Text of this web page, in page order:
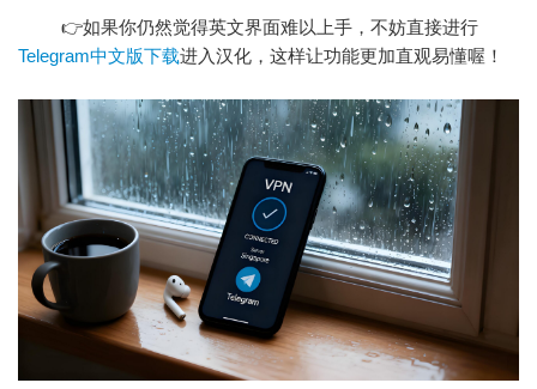
👉如果你仍然觉得英文界面难以上手，不妨直接进行
Telegram中文版下载进入汉化，这样让功能更加直观易懂喔！